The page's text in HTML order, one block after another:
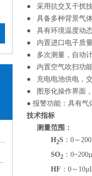
● 采用抗交叉干扰
● 具备多种背景气
● 具有环境温度动
● 内置进口电子质
● 多次测量，自动
● 内置空气吹扫功
● 充电电池供电，
● 图形化操作界面
● 报警功能：具有气
技术指标
测量范围：
H2S ：0～
SO2 ：
HF ：0～